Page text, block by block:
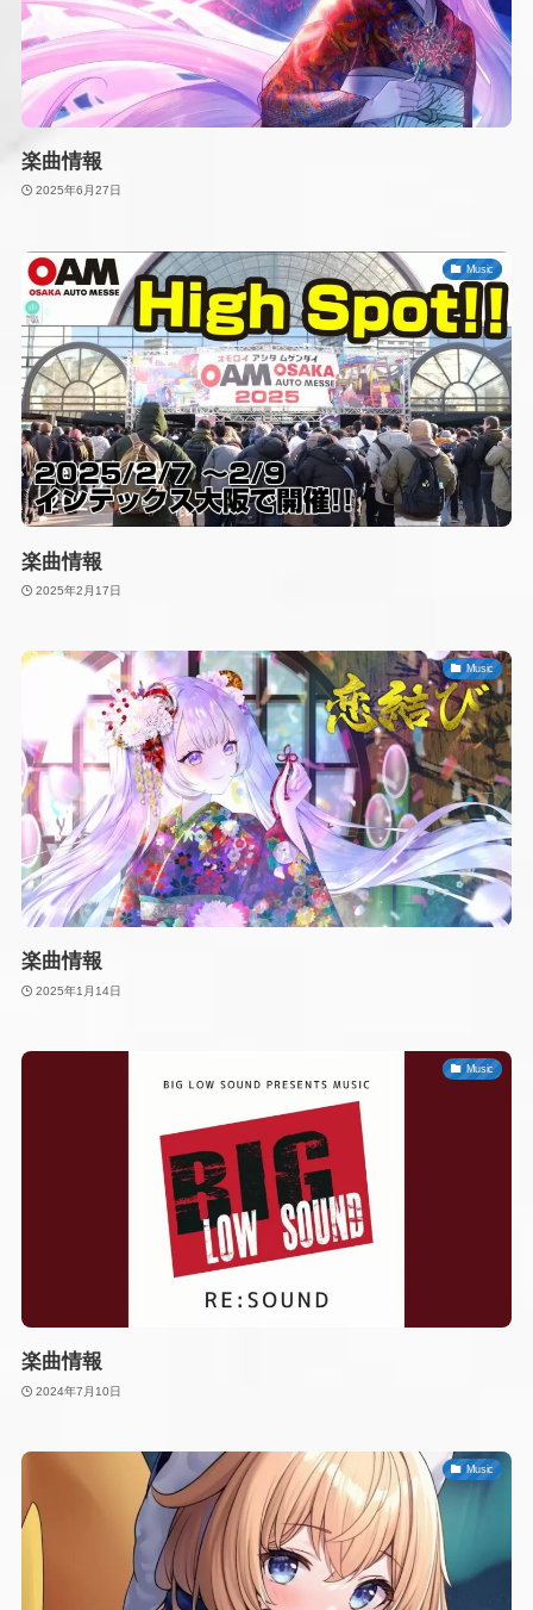
楽曲情報
2025年6月27日
Music
楽曲情報
2025年2月17日
Music
楽曲情報
2025年1月14日
Music
楽曲情報
2024年7月10日
Music